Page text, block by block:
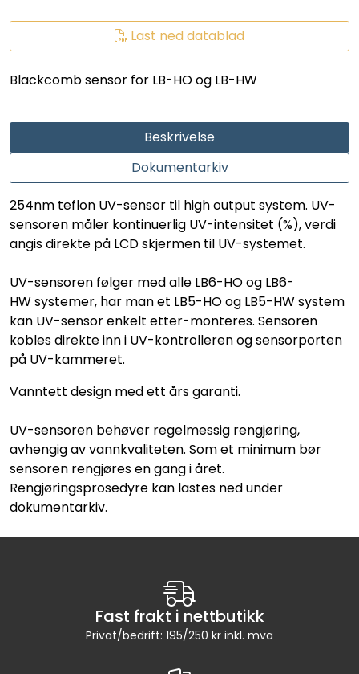
Last ned datablad
Blackcomb sensor for LB-HO og LB-HW
Beskrivelse
Dokumentarkiv
254nm teflon UV-sensor til high output system. UV-
sensoren måler kontinuerlig UV-intensitet (%), verdi
angis direkte på LCD skjermen til UV-systemet.
UV-sensoren følger med alle LB6-HO og LB6-
HW systemer, har man et LB5-HO og LB5-HW system
kan UV-sensor enkelt etter-monteres. Sensoren
kobles direkte inn i UV-kontrolleren og sensorporten
på UV-kammeret.
Vanntett design med ett års garanti.
UV-sensoren behøver regelmessig rengjøring,
avhengig av vannkvaliteten. Som et minimum bør
sensoren rengjøres en gang i året.
Rengjøringsprosedyre kan lastes ned under
dokumentarkiv.
Fast frakt i nettbutikk
Privat/bedrift: 195/250 kr inkl. mva
LAGERSALG
Om oss